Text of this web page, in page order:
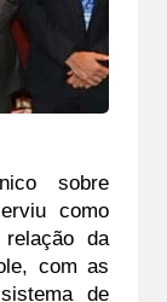
sobre
como
da
com as
de